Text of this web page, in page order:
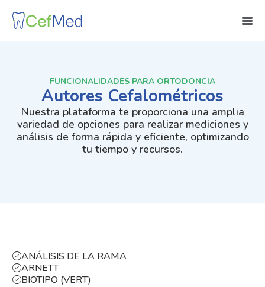
contenido
FUNCIONALIDADES PARA ORTODONCIA
Autores Cefalométricos
Nuestra plataforma te proporciona una amplia
variedad de opciones para realizar mediciones y
análisis de forma rápida y eficiente, optimizando
tu tiempo y recursos.
ANÁLISIS DE LA RAMA
ARNETT
BIOTIPO (VERT)